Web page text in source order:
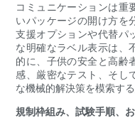
コミュニケーションは重
いパッケージの開け方を
支援オプションや代替パ
な明確なラベル表示は、
的に、子供の安全と高齢
感、厳密なテスト、そし
な機械的解決策を模索す
規制枠組み、試験手順、